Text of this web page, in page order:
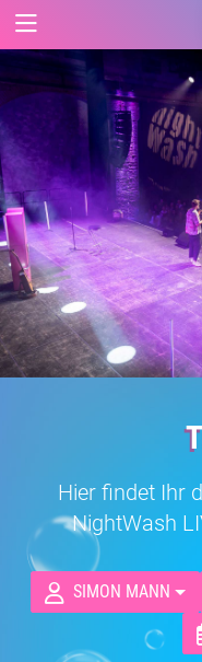
Hier findet Ihr
NightWash
SIMON MANN